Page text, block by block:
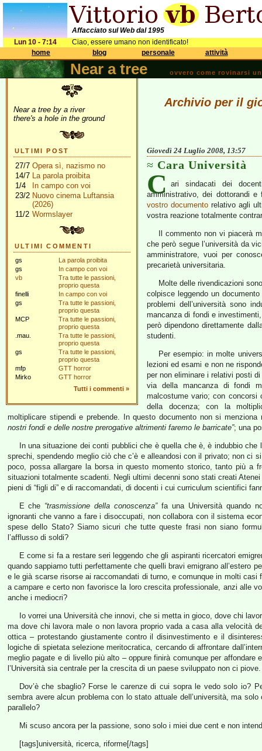
Affacciato sul Web dal 1995
Lun 10 - 7:14
Ciao, essere umano non identificato!
home
blog personale attività
Near a tree ovvero come rovinarsi
Near a tree by a river
there's a hole in the ground
ULTIMI POST
27/7 Opera sì, nazismo no
14/7 La parola proibita
1/4
In campo con voi
23/2 Nuovo cinema Luftansia
(2026)
11/2 Wormslayer
ULTIMI COMMENTI
gs
La parola proibita
gs
In campo con voi
vb
Tra tutte le passioni,
proprio questa
finelli
In campo con voi
gs
Tra tutte le passioni,
proprio questa
MCP
Tra tutte le passioni,
proprio questa
.mau.
Tra tutte le passioni,
proprio questa
gs
Tra tutte le passioni,
proprio questa
mfp
GTT horror
Mirko
GTT horror
Tutti i commenti »
Archivio per il
Giovedì 24 Luglio 2008, 13:57
Cara Università
C
ari sindacati dei
amministrativo, dei dottorandi
vostro documentorelativo agli
vostra reazione totalmente
Il commento non vi piacerà
che però segue l’università da
amministratore, vuoi per
precarietà universitaria.
Molte delle rivendicazioni
colpisce leggendo un
problemi dell’università sono
mancanza di fondi e
però dipendono direttamente
studenti.
Per esempio: in molte
lezioni ed esami e non ne
per non eliminare i relativi posti
via della mancanza di fondi
malcostume vario; con concorsi
della docenza; con la
moltiplicare stipendi e prebende. In questo documento non si
nostri fondi e delle nostre prerogative altrimenti faremo le barricate”; una
In una situazione dei conti pubblici che è quella che è, è indubbio
sprechi, spendendo meglio ciò che c’è e alleandosi con il privato; non ci
poco, possa allargare la borsa in questo momento storico, tanto più a
situazioni totalmente scadenti. Negli ultimi decenni sono stati creati
pieni di “figli di” e di raccomandati, di docenti i cui curriculum scientifici
E che “trasmissione della conoscenza”fa una Università quando
ignoranti che vanno a fare i disoccupati, non collabora con il sistema
spese dello Stato? Siamo sicuri che tutte queste frasi non siano
l’afflusso di soldi?
E come si fa a restare seri leggendo che gli aspiranti ricercatori
quando sappiamo tutti perfettamente che quelli bravi emigrano all’estero
e le già scarse risorse ai raccomandati di turno, e comunque in molti
a campare e certo non favorisce la loro crescita professionale, anzi alle
anche i mediocri?
Io vorrei una Università che innovi, che si metta in gioco, dove chi
ma dove chi lavora male o non lavora proprio vada a casa alla velocità
ottica – protestando giustamente contro il disinvestimento e il
logiche di spietata selezione meritocratica, cercando di affrontare
meglio pagate e di livello più alto – oppure finirà comunque per
l’Università sia centrale per la crescita di un paese sviluppato non ci piove.
Dov’è che sbaglio? Forse le carenze di cui sopra le vedo solo io?
sembra avere alcun problema con lo stato attuale dell’università, ma
parallelo?
Mi scuso ancora per la passione, sono solo i miei due cent e non
[tags]università, ricerca, riforme[/tags]